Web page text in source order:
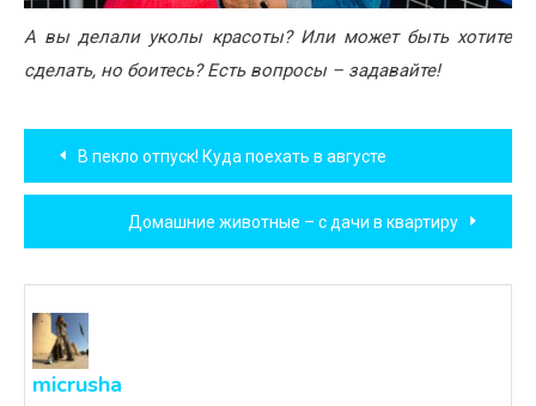
А вы делали уколы красоты? Или может быть хотите
сделать, но боитесь? Есть вопросы – задавайте!
Навигация
по
записям
В пекло отпуск! Куда поехать в августе
Домашние животные – с дачи в квартиру
micrusha